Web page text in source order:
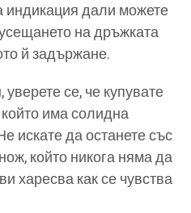
индикация дали можете
на дръжката
й задържане.
се, че купувате
има солидна
искате да останете със
който никога няма да
харесва как се чувства